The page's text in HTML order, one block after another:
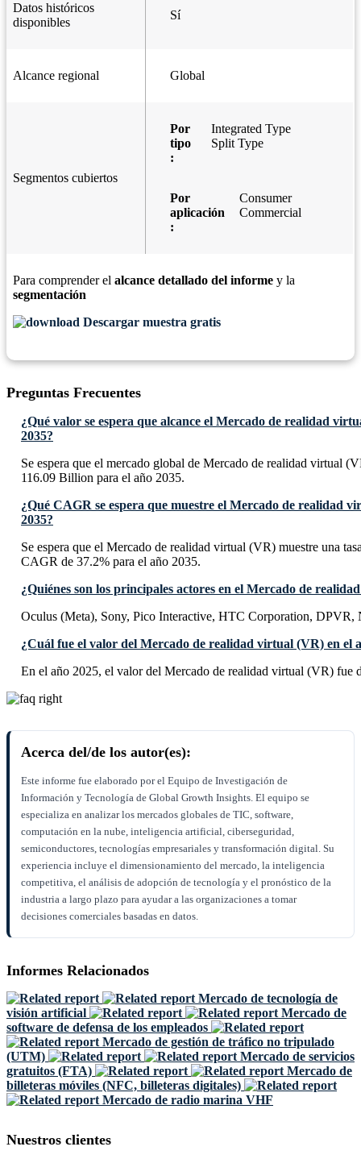
Datos históricos
disponibles
Sí
Alcance regional Global
Segmentos cubiertos
Por
tipo
:
Integrated Type
Split Type
Por
aplicación
:
Consumer
Commercial
Para comprender el alcance detallado del informe y la
segmentación
Descargar muestra gratis
Preguntas Frecuentes
¿Qué valor se espera que alcance el Mercado de realidad
2035?
Se espera que el mercado global de Mercado de realidad virtual
116.09 Billion para el año 2035.
¿Qué CAGR se espera que muestre el Mercado de realidad
2035?
Se espera que el Mercado de realidad virtual (VR) muestre una
CAGR de 37.2% para el año 2035.
¿Quiénes son los principales actores en el Mercado de
Oculus (Meta), Sony, Pico Interactive, HTC Corporation,
¿Cuál fue el valor del Mercado de realidad virtual (VR) en el
En el año 2025, el valor del Mercado de realidad virtual (VR) fue
Acerca del/de los autor(es):
Este informe fue elaborado por el Equipo de Investigación de
Información y Tecnología de Global Growth Insights. El equipo se
especializa en analizar los mercados globales de TIC, software,
computación en la nube, inteligencia artificial, ciberseguridad,
semiconductores, tecnologías empresariales y transformación digital. Su
experiencia incluye el dimensionamiento del mercado, la inteligencia
competitiva, el análisis de adopción de tecnología y el pronóstico de la
industria a largo plazo para ayudar a las organizaciones a tomar
decisiones comerciales basadas en datos.
Informes Relacionados
Mercado de tecnología de
visión artificial
Mercado de
software de defensa de los empleados
Mercado de gestión de tráfico no tripulado
(UTM)
Mercado de servicios
gratuitos (FTA)
Mercado de
billeteras móviles (NFC, billeteras digitales)
Mercado de radio marina VHF
Nuestros clientes